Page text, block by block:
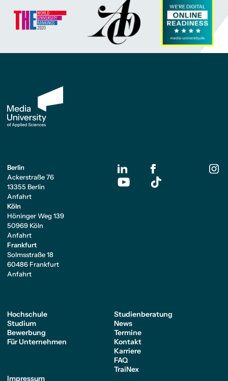
Berlin
Ackerstraße 76
13355 Berlin
Anfahrt
Köln
Höninger Weg 139
50969 Köln
Anfahrt
Frankfurt
Solmsstraße 18
60486 Frankfurt
Anfahrt
Hochschule
Studium
Bewerbung
Für Unternehmen
Studienberatung
News
Termine
Kontakt
Karriere
FAQ
TraiNex
Impressum